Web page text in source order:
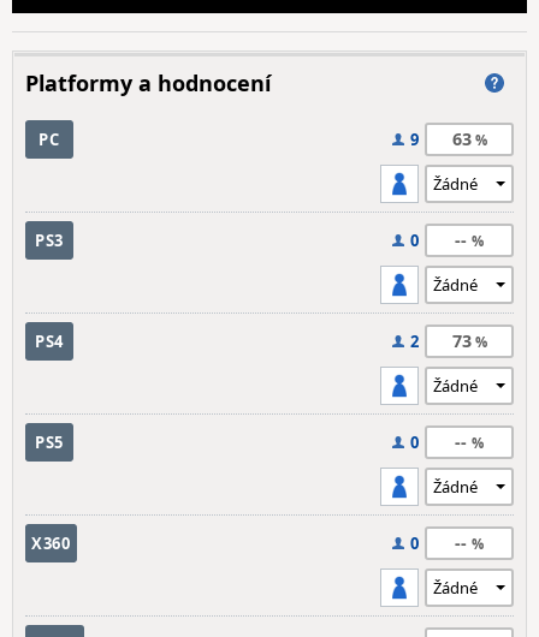
Platformy a hodnocení
PC 9 63
PS3 0 --
PS4 2 73
PS5 0 --
X360 0 --